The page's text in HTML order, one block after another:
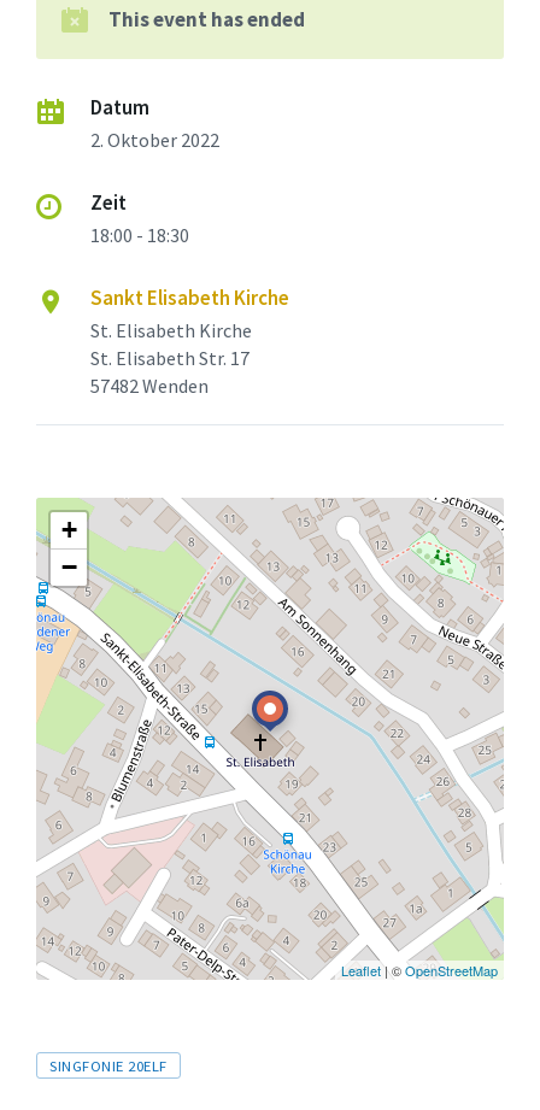
This event has ended
Datum
2. Oktober 2022
Zeit
18:00 - 18:30
Sankt Elisabeth Kirche
St. Elisabeth Kirche
St. Elisabeth Str. 17
57482 Wenden
+
−
Leaflet| ©OpenStreetMap
Tags
SINGFONIE 20ELF